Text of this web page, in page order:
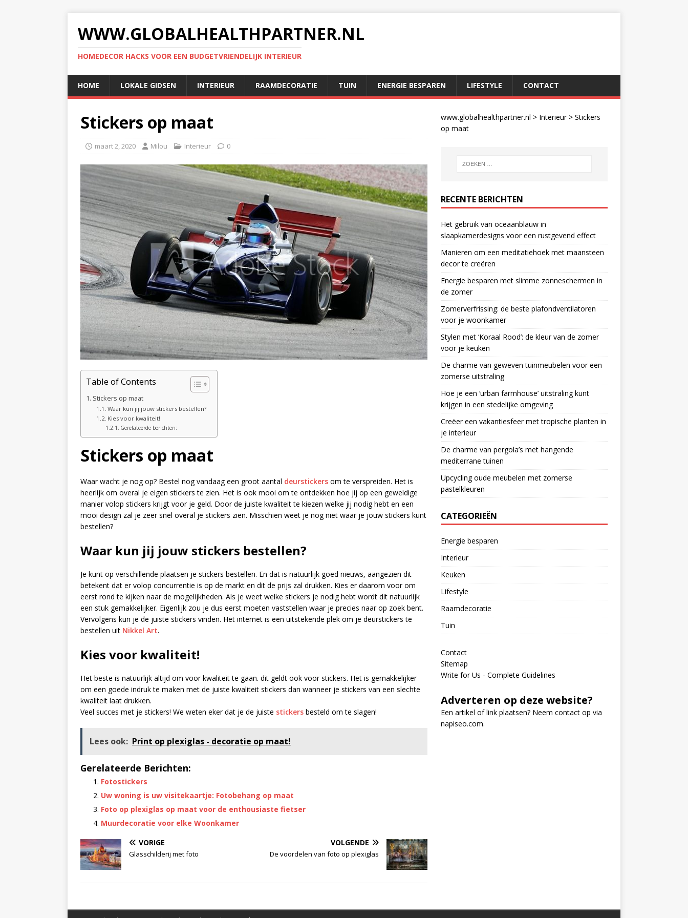
WWW.GLOBALHEALTHPARTNER.NL
HOMEDECOR HACKS VOOR EEN BUDGETVRIENDELIJK INTERIEUR
HOME LOKALE GIDSEN INTERIEUR RAAMDECORATIE TUIN ENERGIE BESPAREN LIFESTYLE CONTACT
Stickers op maat
maart 2, 2020 Milou Interieur 0
Table of Contents
Stickers op maat
Waar kun jij jouw stickers bestellen?
Kies voor kwaliteit!
Gerelateerde berichten:
Stickers op maat
Waar wacht je nog op? Bestel nog vandaag een groot aantal deurstickers om te verspreiden. Het is
heerlijk om overal je eigen stickers te zien. Het is ook mooi om te ontdekken hoe jij op een geweldige
manier volop stickers krijgt voor je geld. Door de juiste kwaliteit te kiezen welke jij nodig hebt en een
mooi design zal je zeer snel overal je stickers zien. Misschien weet je nog niet waar je jouw stickers kunt
bestellen?
Waar kun jij jouw stickers bestellen?
Je kunt op verschillende plaatsen je stickers bestellen. En dat is natuurlijk goed nieuws, aangezien dit
betekent dat er volop concurrentie is op de markt en dit de prijs zal drukken. Kies er daarom voor om
eerst rond te kijken naar de mogelijkheden. Als je weet welke stickers je nodig hebt wordt dit natuurlijk
een stuk gemakkelijker. Eigenlijk zou je dus eerst moeten vaststellen waar je precies naar op zoek bent.
Vervolgens kun je de juiste stickers vinden. Het internet is een uitstekende plek om je deurstickers te
bestellen uit Nikkel Art.
Kies voor kwaliteit!
Het beste is natuurlijk altijd om voor kwaliteit te gaan. dit geldt ook voor stickers. Het is gemakkelijker
om een goede indruk te maken met de juiste kwaliteit stickers dan wanneer je stickers van een slechte
kwaliteit laat drukken.
Veel succes met je stickers! We weten eker dat je de juiste stickers besteld om te slagen!
Lees ook: Print op plexiglas - decoratie op maat!
Gerelateerde Berichten:
Fotostickers
Uw woning is uw visitekaartje: Fotobehang op maat
Foto op plexiglas op maat voor de enthousiaste fietser
Muurdecoratie voor elke Woonkamer
VORIGE
Glasschilderij met foto
VOLGENDE
De voordelen van foto op plexiglas
www.globalhealthpartner.nl > Interieur> Stickers
op maat
RECENTE BERICHTEN
Het gebruik van oceaanblauw in
slaapkamerdesigns voor een rustgevend effect
Manieren om een meditatiehoek met maansteen
decor te creëren
Energie besparen met slimme zonneschermen in
de zomer
Zomerverfrissing: de beste plafondventilatoren
voor je woonkamer
Stylen met ‘Koraal Rood’: de kleur van de zomer
voor je keuken
De charme van geweven tuinmeubelen voor een
zomerse uitstraling
Hoe je een ‘urban farmhouse’ uitstraling kunt
krijgen in een stedelijke omgeving
Creëer een vakantiesfeer met tropische planten in
je interieur
De charme van pergola’s met hangende
mediterrane tuinen
Upcycling oude meubelen met zomerse
pastelkleuren
CATEGORIEËN
Energie besparen
Interieur
Keuken
Lifestyle
Raamdecoratie
Tuin
Contact
Sitemap
Write for Us - Complete Guidelines
Adverteren op deze website?
Een artikel of link plaatsen? Neem contact op via
napiseo.com.